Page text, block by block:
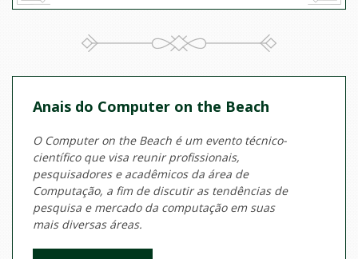
Anais do Computer on the Beach
O Computer on the Beach é um evento técnico-
científico que visa reunir profissionais,
pesquisadores e acadêmicos da área de
Computação, a fim de discutir as tendências de
pesquisa e mercado da computação em suas
mais diversas áreas.